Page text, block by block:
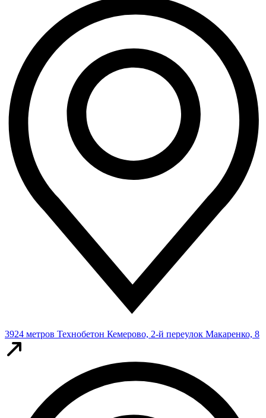
3924 метров Технобетон Кемерово, 2-й переулок Макаренко, 8